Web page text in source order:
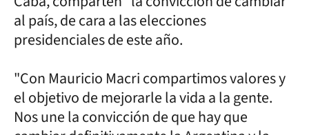
al país, de cara a las elecciones
presidenciales de este año.
"Con Mauricio Macri compartimos valores y
el objetivo de mejorarle la vida a la gente.
Nos une la convicción de que hay que